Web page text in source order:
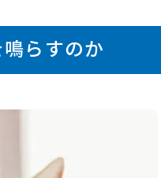
らすのか